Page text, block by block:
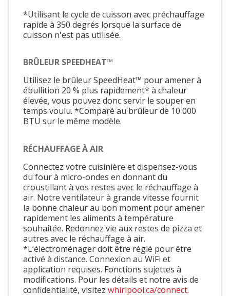
*Utilisant le cycle de cuisson avec préchauffage
rapide à 350 degrés lorsque la surface de
cuisson n'est pas utilisée.
BRÛLEUR SPEEDHEAT™
Utilisez le brûleur SpeedHeat™ pour amener à
ébullition 20 % plus rapidement* à chaleur
élevée, vous pouvez donc servir le souper en
temps voulu. *Comparé au brûleur de 10 000
BTU sur le même modèle.
RÉCHAUFFAGE À AIR
Connectez votre cuisinière et dispensez-vous
du four à micro-ondes en donnant du
croustillant à vos restes avec le réchauffage à
air. Notre ventilateur à grande vitesse fournit
la bonne chaleur au bon moment pour amener
rapidement les aliments à température
souhaitée. Redonnez vie aux restes de pizza et
autres avec le réchauffage à air.
*L’électroménager doit être réglé pour être
activé à distance. Connexion au WiFi et
application requises. Fonctions sujettes à
modifications. Pour les détails et notre avis de
confidentialité, visitez whirlpool.ca/connect.